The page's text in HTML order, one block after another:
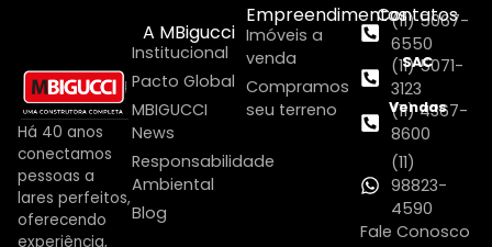
Há 40 anos
conectamos
pessoas a
lares perfeitos,
oferecendo
experiência,
A MBigucci
Institucional
Pacto Global
MBIGUCCI
News
Responsabilidade
Ambiental
Blog
Empreendimentos
Imóveis a
venda
Compramos
seu terreno
Contatos
(11) 5067-
6550
SAC
(11) 5071-
3123
Vendas
(11) 4367-
8600
(11)
98823-
4590
Fale Conosco